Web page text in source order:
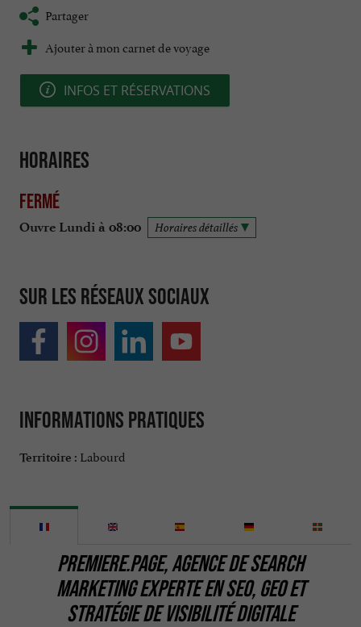
Partager
Ajouter à mon carnet de voyage
INFOS ET RÉSERVATIONS
Horaires
Fermé
Ouvre Lundi à 08:00 Horaires détaillés
Sur les réseaux sociaux
Informations pratiques
Territoire : Labourd
PREMIERE.PAGE, AGENCE DESEARCH
MARKETINGEXPERTE ENSEO, GEOET
STRATÉGIE DE VISIBILITÉ DIGITALE